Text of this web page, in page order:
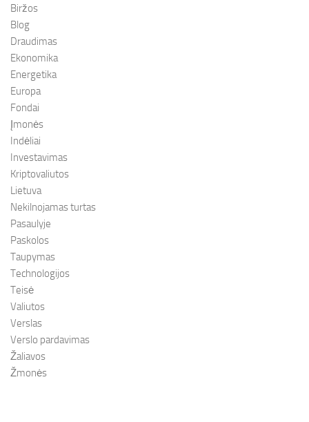
Biržos
Blog
Draudimas
Ekonomika
Energetika
Europa
Fondai
Įmonės
Indėliai
Investavimas
Kriptovaliutos
Lietuva
Nekilnojamas turtas
Pasaulyje
Paskolos
Taupymas
Technologijos
Teisė
Valiutos
Verslas
Verslo pardavimas
Žaliavos
Žmonės